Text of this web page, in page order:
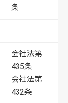
条
会社法第
435条
会社法第
432条